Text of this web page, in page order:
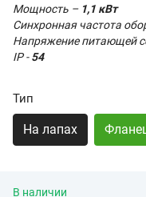
Мощность – 1,1 кВт
Синхронная частота
Напряжение питающей
IP -54
Тип
На лапах
В наличии